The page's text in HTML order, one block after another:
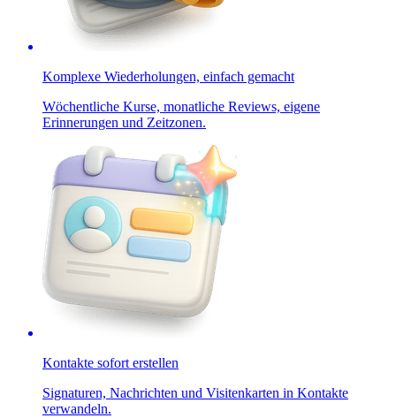
Komplexe Wiederholungen, einfach gemacht
Wöchentliche Kurse, monatliche Reviews, eigene
Erinnerungen und Zeitzonen.
Kontakte sofort erstellen
Signaturen, Nachrichten und Visitenkarten in Kontakte
verwandeln.